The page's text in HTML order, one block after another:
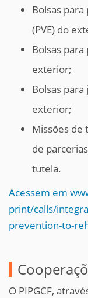
Bolsas
(PVE) do
Bolsas
exterior;
Bolsas
exterior;
Missões de
de
tutela.
Acessem em
print/calls/
prevention-to-
O PIPGCF,